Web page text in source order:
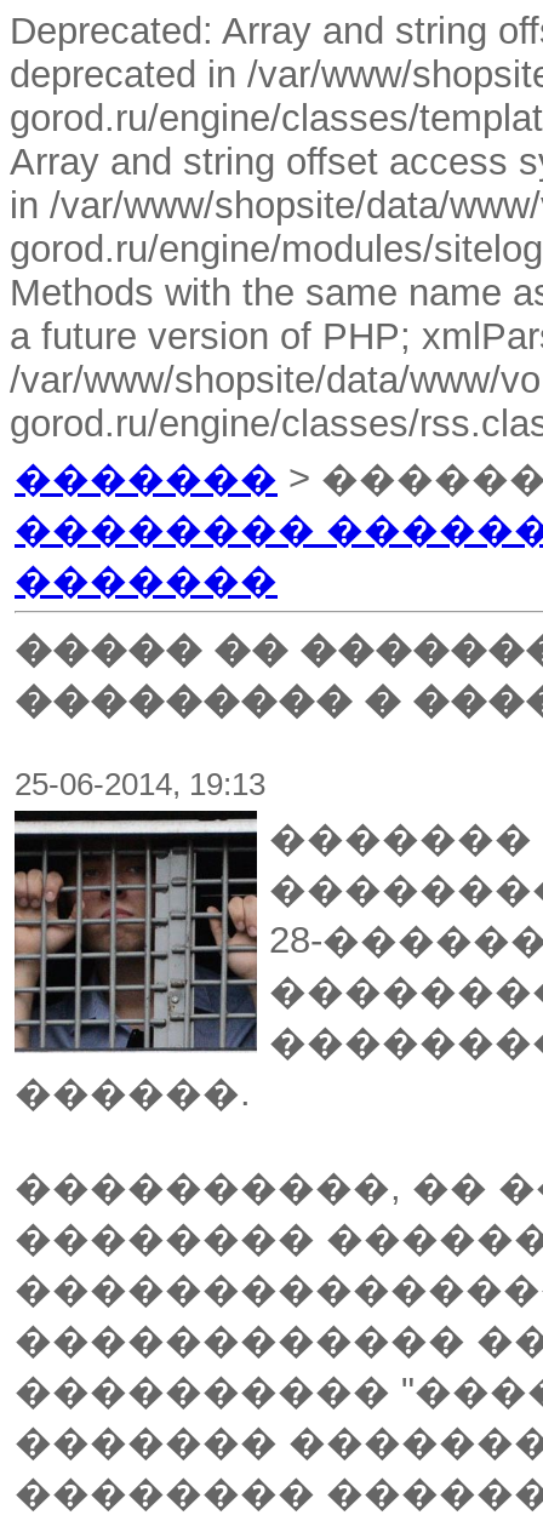
Deprecated: Array and string
deprecated in /var/www/
gorod.ru/engine/classes/
Array and string offset access
in /var/www/shopsite/data/
gorod.ru/engine/modules/
Methods with the same name
a future version of PHP;
/var/www/shopsite/data/www/
gorod.ru/engine/classes/
������� >
��������
�������
����� ��
��������� �
25-06-2014, 19:13
�������
28-
������.
����������, ��
��������
������������
����������
�������
��������